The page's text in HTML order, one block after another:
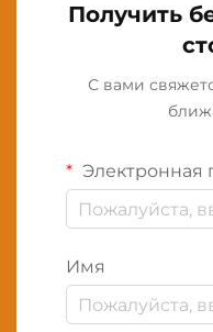
Получить
С вами
Электронная
Имя